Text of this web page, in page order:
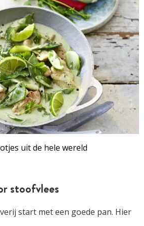
uit de hele wereld
stoofvlees
start met een goede pan. Hier